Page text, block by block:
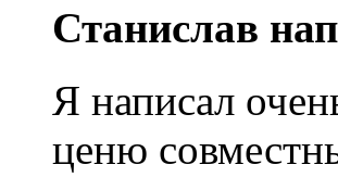
Станислав
Я написал
ценю